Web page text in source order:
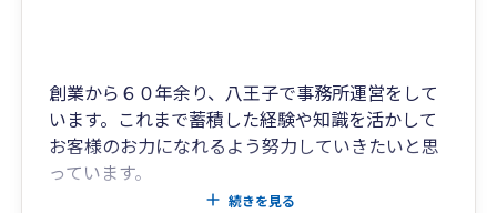
創業から６０年余り、八王子で事務所運営をして
います。これまで蓄積した経験や知識を活かして
お客様のお力になれるよう努力していきたいと思
っています。
ご相談は無料ですので、気になるところや疑問点
続きを見る